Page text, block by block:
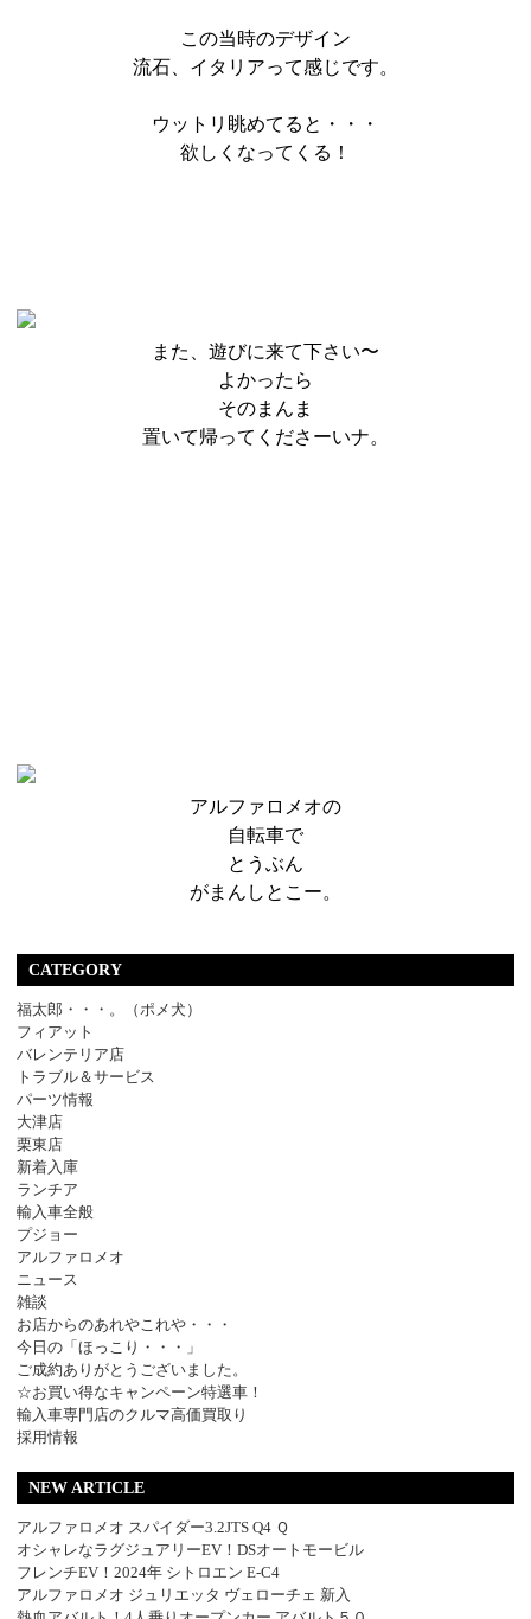
この当時のデザイン
流石、イタリアって感じです。
ウットリ眺めてると・・・
欲しくなってくる！
また、遊びに来て下さい〜
よかったら
そのまんま
置いて帰ってくださーいナ。
アルファロメオの
自転車で
とうぶん
がまんしとこー。
CATEGORY
福太郎・・・。（ポメ犬）
フィアット
バレンテリア店
トラブル＆サービス
パーツ情報
大津店
栗東店
新着入庫
ランチア
輸入車全般
プジョー
アルファロメオ
ニュース
雑談
お店からのあれやこれや・・・
今日の「ほっこり・・・」
ご成約ありがとうございました。
☆お買い得なキャンペーン特選車！
輸入車専門店のクルマ高価買取り
採用情報
NEW ARTICLE
アルファロメオ スパイダー3.2JTS Q4 Ｑ
オシャレなラグジュアリーEV！DSオートモービル
フレンチEV！2024年 シトロエン E-C4
アルファロメオ ジュリエッタ ヴェローチェ 新入